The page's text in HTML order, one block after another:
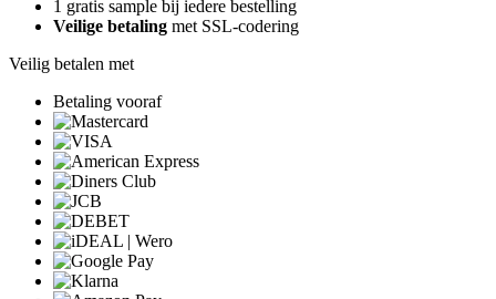
1 gratis sample bij iedere bestelling
Veilige betaling met SSL-codering
Veilig betalen met
Betaling vooraf